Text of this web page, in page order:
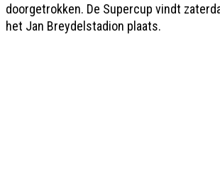
doorgetrokken. De Supercup vindt
het Jan Breydelstadion plaats.